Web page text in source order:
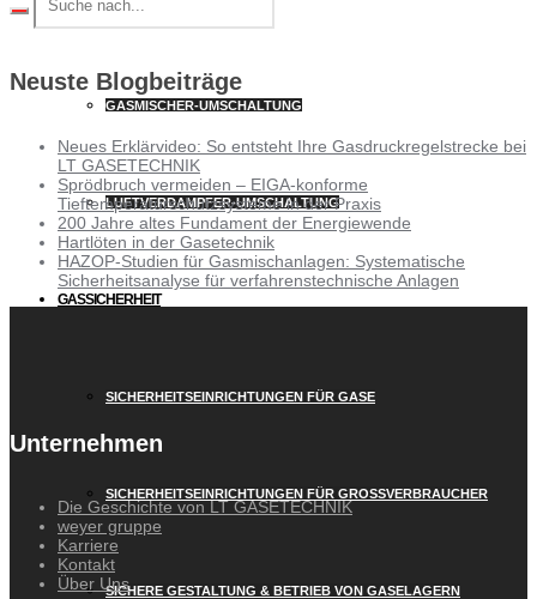
GASANALYSE
GASMISCHER-UMSCHALTUNG
LUFTVERDAMPFER-UMSCHALTUNG
GASSICHERHEIT
SICHERHEITSEINRICHTUNGEN FÜR GASE
SICHERHEITSEINRICHTUNGEN FÜR GROSSVERBRAUCHER
SICHERE GESTALTUNG & BETRIEB VON GASELAGERN
Neuste Blogbeiträge
Neues Erklärvideo: So entsteht Ihre Gasdruckregelstrecke bei
LT GASETECHNIK
Sprödbruch vermeiden – EIGA-konforme
Tieftemperaturschutzsysteme in der Praxis
200 Jahre altes Fundament der Energiewende
Hartlöten in der Gasetechnik
HAZOP-Studien für Gasmischanlagen: Systematische
Sicherheitsanalyse für verfahrenstechnische Anlagen
Unternehmen
Die Geschichte von LT GASETECHNIK
weyer gruppe
Karriere
Kontakt
Über Uns